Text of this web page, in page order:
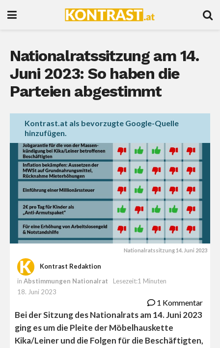
Nationalratssitzung am 14.
Juni 2023: So haben die
Parteien abgestimmt
Kontrast.at als bevorzugte Google-Quelle
hinzufügen.
Nationalratssitzung 14. Juni 2023
Kontrast Redaktion
in Abstimmungen Nationalrat
Lesezeit:1 Minuten
18. Juni 2023
1 Kommentar
Bei der Sitzung des Nationalrats am 14. Juni 2023
ging es um die Pleite der Möbelhauskette
Kika/Leiner und die Folgen für die Beschäftigten,